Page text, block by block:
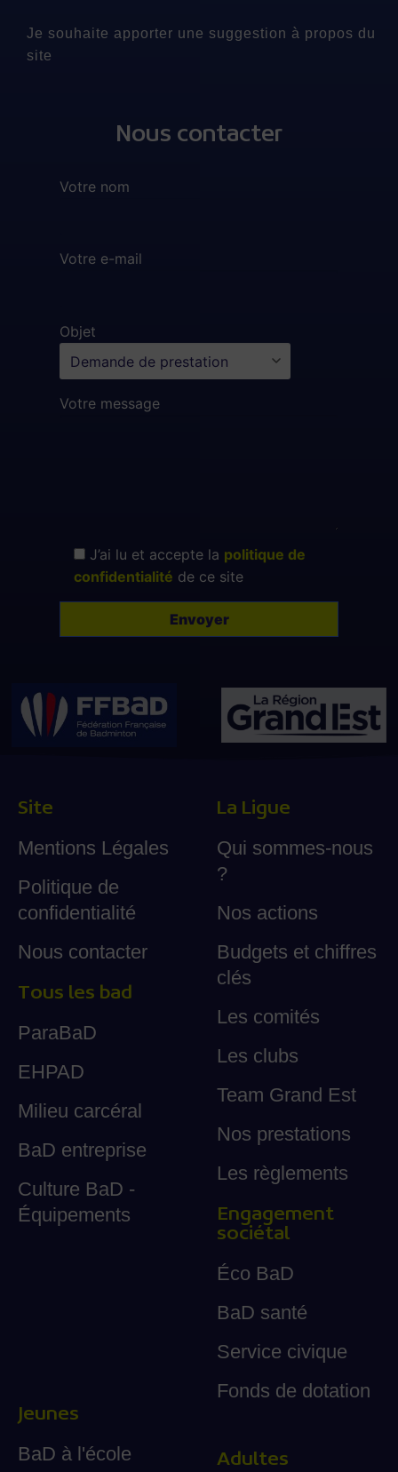
Je souhaite apporter une suggestion à propos du
site
Nous contacter
Votre nom
Votre e-mail
Objet
Votre message
J’ai lu et accepte la politique de
confidentialité de ce site
Site
Mentions Légales
Politique de
confidentialité
Nous contacter
Tous les bad
ParaBaD
EHPAD
Milieu carcéral
BaD entreprise
Culture BaD -
Équipements
La Ligue
Qui sommes-nous
?
Nos actions
Budgets et chiffres
clés
Les comités
Les clubs
Team Grand Est
Nos prestations
Les règlements
Engagement
sociétal
Éco BaD
BaD santé
Service civique
Fonds de dotation
Jeunes
BaD à l'école
Adultes